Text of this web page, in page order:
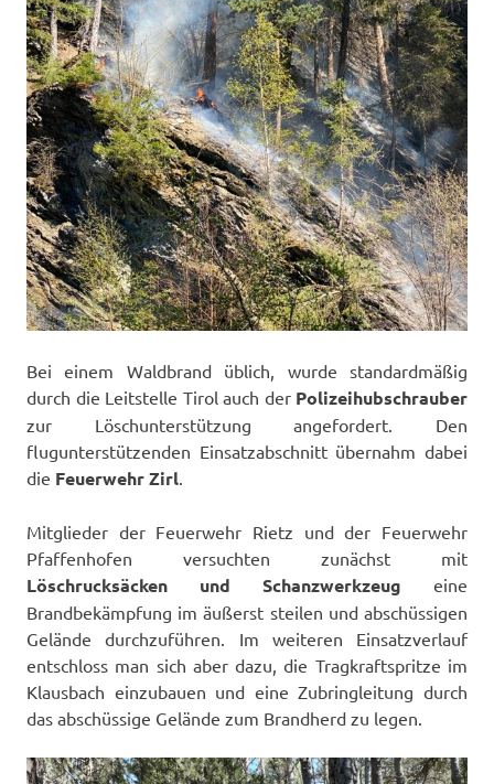
Bei einem Waldbrand üblich, wurde standardmäßig
durch die Leitstelle Tirol auch der Polizeihubschrauber
zur Löschunterstützung angefordert. Den
flugunterstützenden Einsatzabschnitt übernahm dabei
die Feuerwehr Zirl.
Mitglieder der Feuerwehr Rietz und der Feuerwehr
Pfaffenhofen versuchten zunächst mit
Löschrucksäcken und Schanzwerkzeug eine
Brandbekämpfung im äußerst steilen und abschüssigen
Gelände durchzuführen. Im weiteren Einsatzverlauf
entschloss man sich aber dazu, die Tragkraftspritze im
Klausbach einzubauen und eine Zubringleitung durch
das abschüssige Gelände zum Brandherd zu legen.